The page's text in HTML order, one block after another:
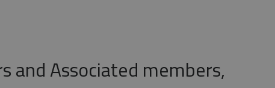
and Associated members,